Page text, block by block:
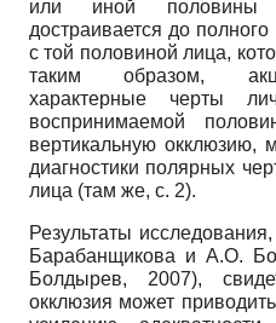
или иной половины
достраивается до
с той половиной лица,
таким образом,
характерные черты
воспринимаемой
вертикальную окклюзию,
диагностики полярных
лица (там же, с. 2).
Результаты
Барабанщикова и А.О.
Болдырев, 2007),
окклюзия может